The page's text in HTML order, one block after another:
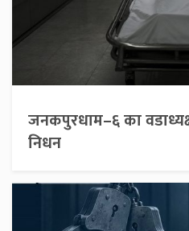
जनकपुरधाम–६ का
निधन